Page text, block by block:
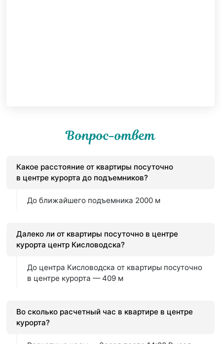
Вопрос-ответ
Какое расстояние от квартиры посуточно
в центре курорта до подъемников?
До ближайшего подъемника 2000 м
Далеко ли от квартиры посуточно в центре
курорта центр Кисловодска?
До центра Кисловодска от квартиры посуточно
в центре курорта — 409 м
Во сколько расчетный час в квартире в центре
курорта?